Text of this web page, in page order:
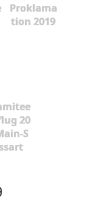
Proklama
tion 2019
20
S